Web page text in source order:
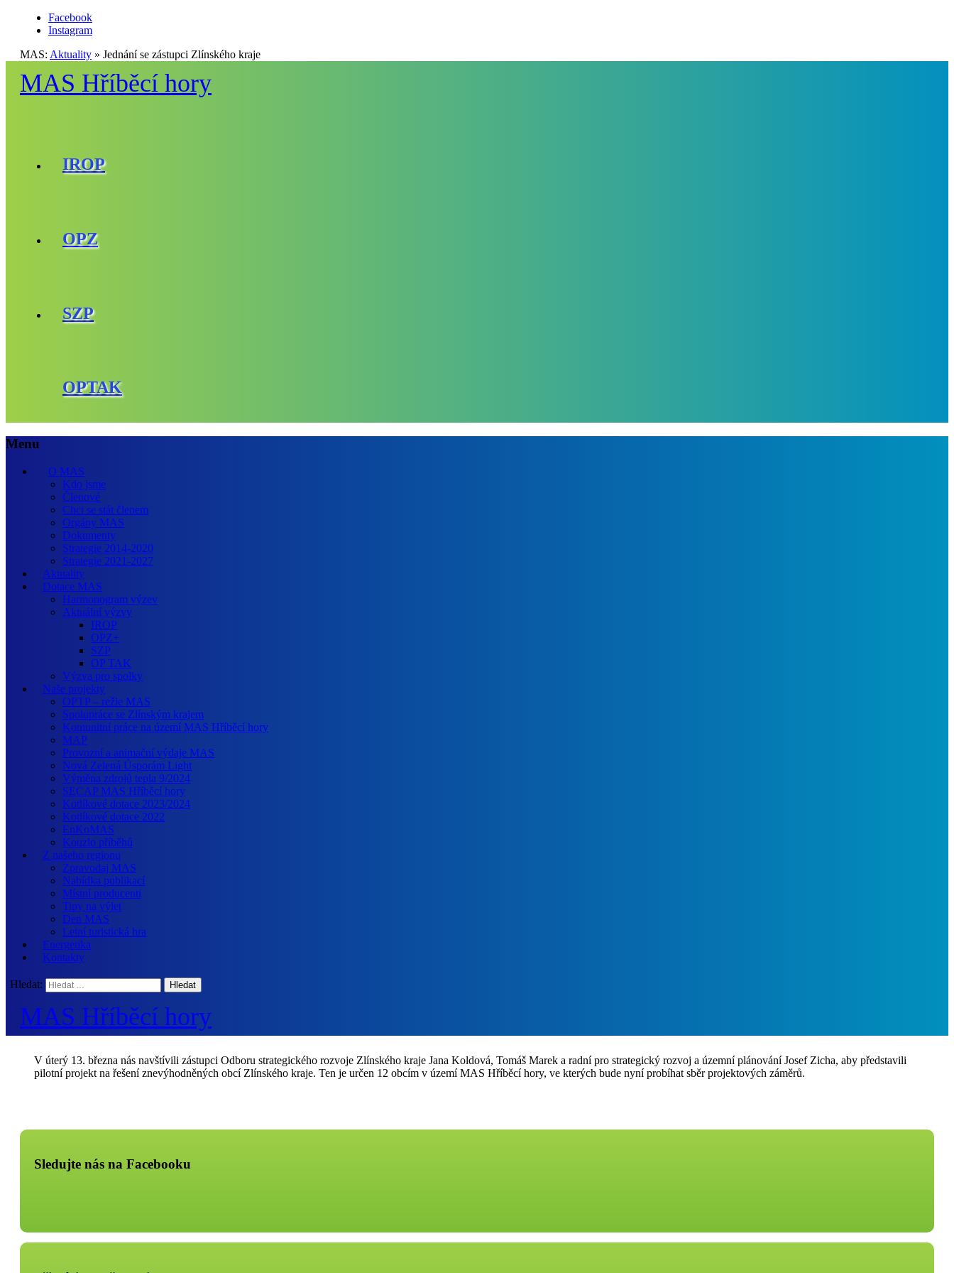
Facebook
Instagram
MAS: Aktuality » Jednání se zástupci Zlínského kraje
MAS Hříběcí hory
IROP
OPZ
SZP
OPTAK
Menu
O MAS
Kdo jsme
Členové
Chci se stát členem
Orgány MAS
Dokumenty
Strategie 2014-2020
Strategie 2021-2027
Aktuality
Dotace MAS
Harmonogram výzev
Aktuální výzvy
IROP
OPZ+
SZP
OP TAK
Výzva pro spolky
Naše projekty
OPTP – režie MAS
Spolupráce se Zlínským krajem
Komunitní práce na území MAS Hříběcí hory
MAP
Provozní a animační výdaje MAS
Nová Zelená Úsporám Light
Výměna zdrojů tepla 9/2024
SECAP MAS Hříběcí hory
Kotlíkové dotace 2023/2024
Kotlíkové dotace 2022
EnKoMAS
Kouzlo příběhů
Z našeho regionu
Zpravodaj MAS
Nabídka publikací
Místní producenti
Tipy na výlet
Den MAS
Letní turistická hra
Energetika
Kontakty
Hledat:
MAS Hříběcí hory
V úterý 13. března nás navštívili zástupci Odboru strategického rozvoje Zlínského kraje Jana Koldová, Tomáš Marek a radní pro strategický rozvoj a územní plánování Josef Zicha, aby představili
pilotní projekt na řešení znevýhodněných obcí Zlínského kraje. Ten je určen 12 obcím v území MAS Hříběcí hory, ve kterých bude nyní probíhat sběr projektových záměrů.
Sledujte nás na Facebooku